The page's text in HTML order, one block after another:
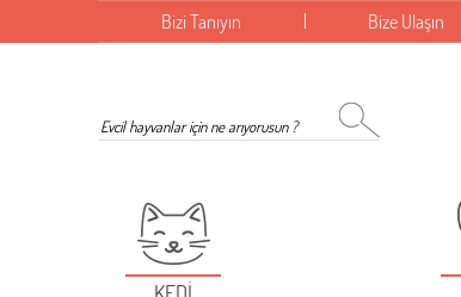
Bizi Tanıyın Bize Ulaşın